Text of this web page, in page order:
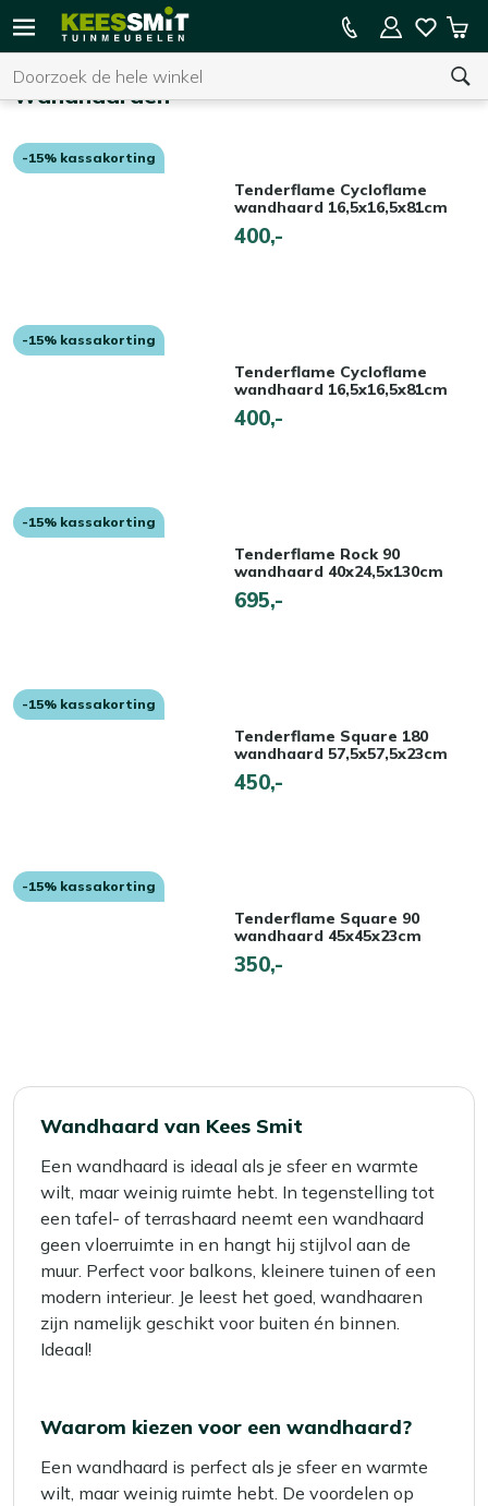
Kees
Tuinmeubelen
U heeft geen product(en) in uw winkelwagen.
15% kassakorting op de hele collectie
Wandhaarden
-15% kassakorting
Tenderflame Cycloflame
wandhaard 16,5x16,5x81cm
400,-
-15% kassakorting
Tenderflame Cycloflame
wandhaard 16,5x16,5x81cm
400,-
-15% kassakorting
Tenderflame Rock 90
wandhaard 40x24,5x130cm
695,-
-15% kassakorting
Tenderflame Square 180
wandhaard 57,5x57,5x23cm
450,-
-15% kassakorting
Tenderflame Square 90
wandhaard 45x45x23cm
350,-
Wandhaard van Kees Smit
Een wandhaard is ideaal als je sfeer en warmte
wilt, maar weinig ruimte hebt. In tegenstelling tot
een tafel- of terrashaard neemt een wandhaard
geen vloerruimte in en hangt hij stijlvol aan de
muur. Perfect voor balkons, kleinere tuinen of een
modern interieur. Je leest het goed, wandhaaren
zijn namelijk geschikt voor buiten én binnen.
Ideaal!
Waarom kiezen voor een wandhaard?
Een wandhaard is perfect als je sfeer en warmte
wilt, maar weinig ruimte hebt. De voordelen op